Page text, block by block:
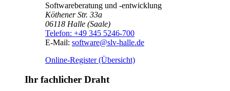
Softwareberatung und -entwicklung
Köthener Str. 33a
06118 Halle (Saale)
Telefon: +49 345 5246-700
E-Mail: software@slv-halle.de
Online-Register (Übersicht)
Ihr fachlicher Draht